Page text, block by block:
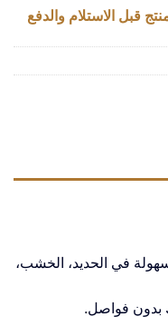
قبل الاستلام والدفع
بسهولة في الحديد، الخشب،
بدون فواصل.